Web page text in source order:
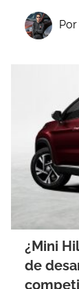
¿Mini
de